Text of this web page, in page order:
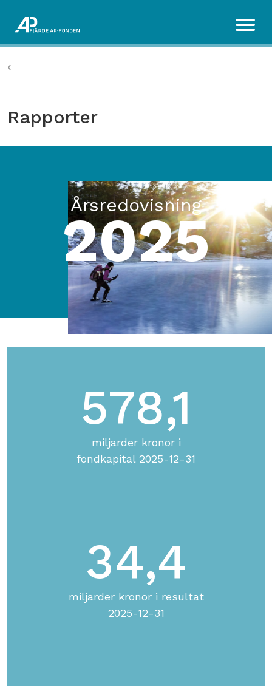
Rapporter
Årsredovisning
2025
578,1
miljarder kronor i
fondkapital 2025-12-31
34,4
miljarder kronor i resultat
2025-12-31